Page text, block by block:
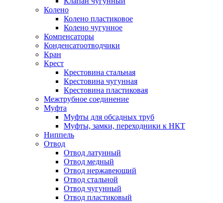
Колено
Колено пластиковое
Колено чугунное
Компенсаторы
Конденсатоотводчики
Кран
Крест
Крестовина стальная
Крестовина чугунная
Крестовина пластиковая
Межтрубное соединение
Муфта
Муфты для обсадных труб
Муфты, замки, переходники к НКТ
Ниппель
Отвод
Отвод латунный
Отвод медный
Отвод нержавеющий
Отвод стальной
Отвод чугунный
Отвод пластиковый